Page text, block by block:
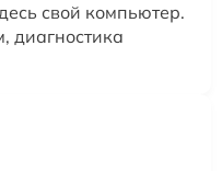
свой компьютер.
диагностика